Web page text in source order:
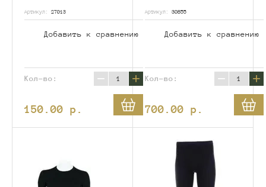
Артикул: 27013
Добавить к сравнению
Кол-во: − +
150.00 p.
Артикул: 30855
Добавить к сравнению
Кол-во: − +
700.00 p.